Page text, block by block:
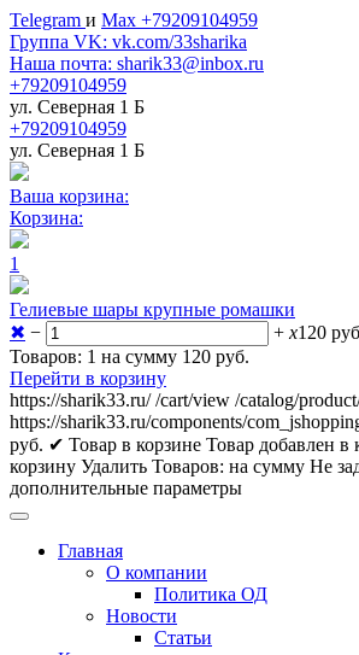
Telegram и Max +79209104959
Группа VK: vk.com/33sharika
Наша почта: sharik33@inbox.ru
+79209104959
ул. Северная 1 Б
+79209104959
ул. Северная 1 Б
Ваша корзина:
Корзина:
1
Гелиевые шары крупные ромашки
✖ − + x120
Товаров: 1 на сумму 120 руб.
Перейти в корзину
https://sharik33.ru/ /cart/view /catalog/
https://sharik33.ru/components/
руб. ✔ Товар в корзине Товар добавлен в
корзину Удалить Товаров: на сумму Не
дополнительные параметры
Главная
О компании
Политика ОД
Новости
Статьи